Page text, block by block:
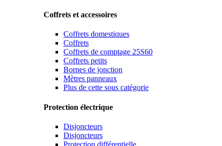
Coffrets et accessoires
Coffrets domestiques
Coffrets
Coffrets de comptage 25S60
Coffrets petits
Bornes de jonction
Mètres panneaux
Plus de cette sous catégorie
Protection électrique
Disjoncteurs
Disjoncteurs
Protection différentielle